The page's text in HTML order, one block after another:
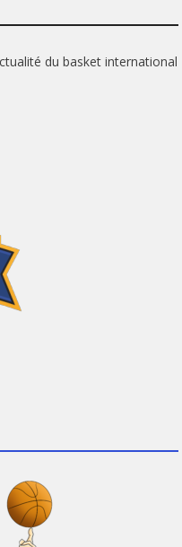
du basket international